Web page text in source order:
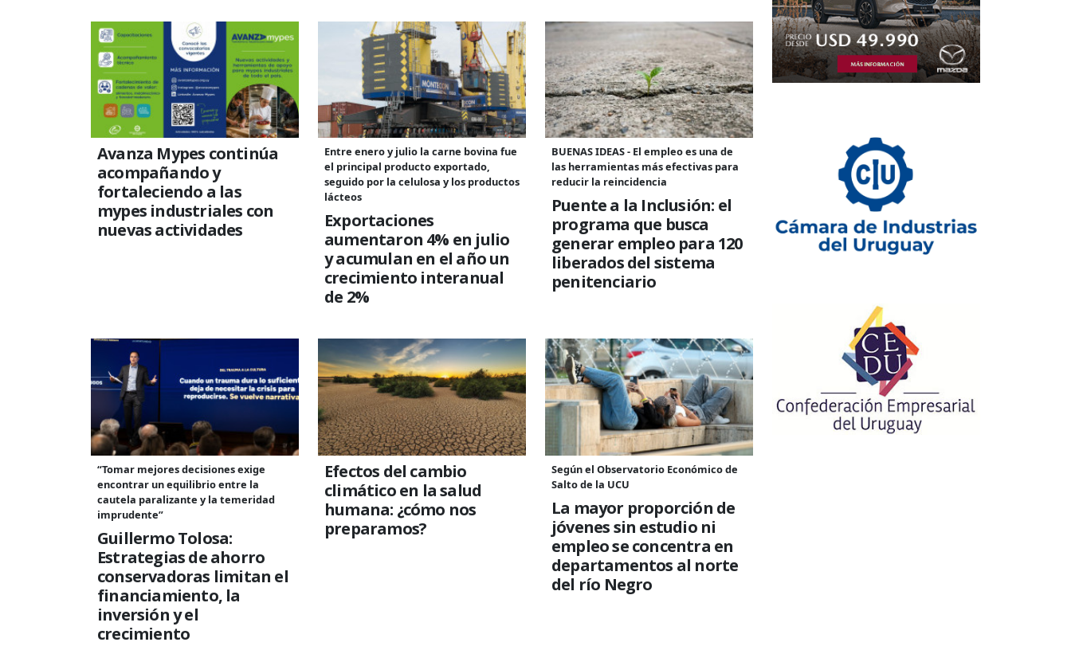
Avanza Mypes continúa
acompañando y
fortaleciendo a las
mypes industriales con
nuevas actividades
Entre enero y julio la carne bovina fue
el principal producto exportado,
seguido por la celulosa y los productos
lácteos
Exportaciones
aumentaron 4% en julio
y acumulan en el año un
crecimiento interanual
de 2%
BUENAS IDEAS - El empleo es una de
las herramientas más efectivas para
reducir la reincidencia
Puente a la Inclusión: el
programa que busca
generar empleo para 120
liberados del sistema
penitenciario
“Tomar mejores decisiones exige
encontrar un equilibrio entre la
cautela paralizante y la temeridad
imprudente”
Guillermo Tolosa:
Estrategias de ahorro
conservadoras limitan el
financiamiento, la
inversión y el
crecimiento
Efectos del cambio
climático en la salud
humana: ¿cómo nos
preparamos?
Según el Observatorio Económico de
Salto de la UCU
La mayor proporción de
jóvenes sin estudio ni
empleo se concentra en
departamentos al norte
del río Negro